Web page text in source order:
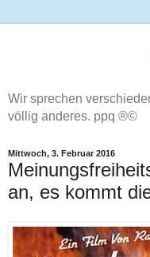
Wir sprechen
völlig anderes. ppq ®©
Mittwoch, 3. Februar 2016
an, es kommt